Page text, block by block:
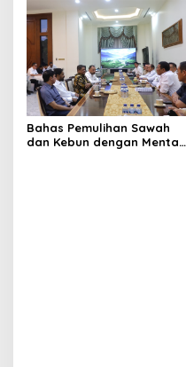
Bahas Pemulihan Sawah
dan Kebun dengan Mentan,